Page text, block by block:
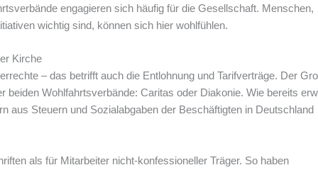
engagieren sich häufig für die Gesellschaft. Menschen,
wichtig sind, können sich hier wohlfühlen.
Kirche
– das betrifft auch die Entlohnung und Tarifverträge. Der
beiden Wohlfahrtsverbände: Caritas oder Diakonie. Wie bereits
aus Steuern und Sozialabgaben der Beschäftigten in Deutschland
als für Mitarbeiter nicht-konfessioneller Träger. So haben